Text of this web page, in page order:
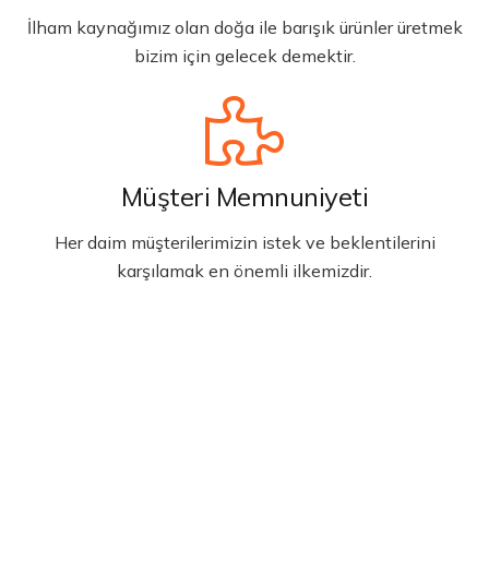
İlham kaynağımız olan doğa ile barışık ürünler üretmek
bizim için gelecek demektir.
Müşteri Memnuniyeti
Her daim müşterilerimizin istek ve beklentilerini
karşılamak en önemli ilkemizdir.